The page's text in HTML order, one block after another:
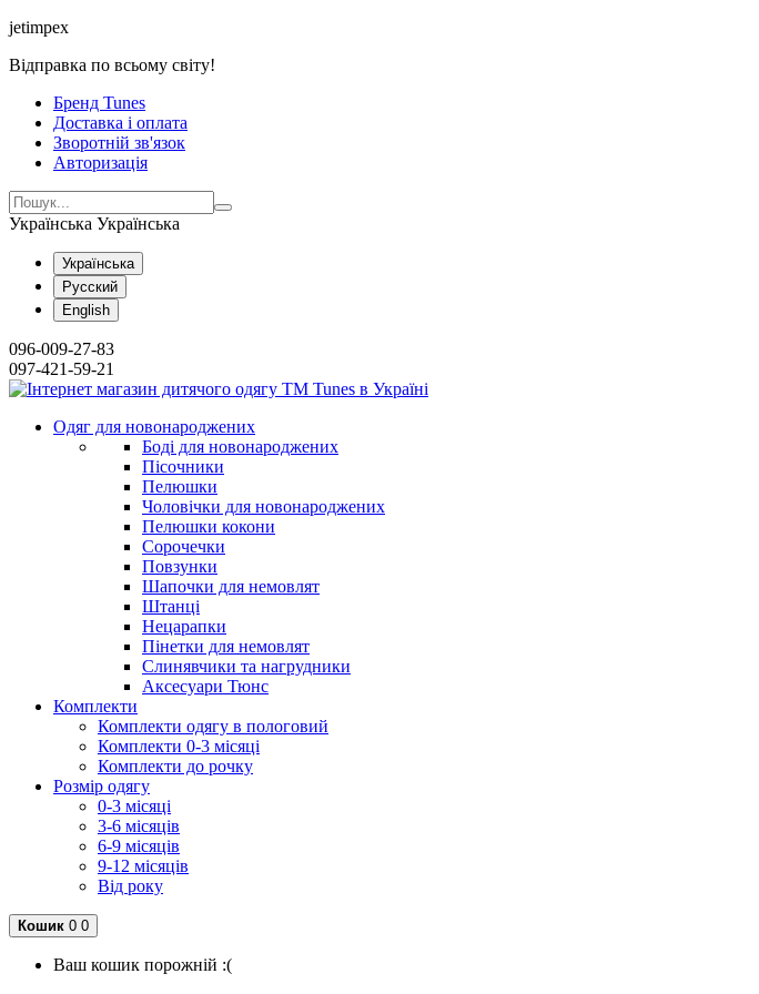
jetimpex
Відправка по всьому світу!
Бренд Tunes
Доставка і оплата
Зворотній зв'язок
Авторизація
Українська Українська
Українська
Русский
English
096-009-27-83
097-421-59-21
Одяг для новонароджених
Боді для новонароджених
Пісочники
Пелюшки
Чоловічки для новонароджених
Пелюшки кокони
Сорочечки
Повзунки
Шапочки для немовлят
Штанці
Нецарапки
Пінетки для немовлят
Слинявчики та нагрудники
Аксесуари Тюнс
Комплекти
Комплекти одягу в пологовий
Комплекти 0-3 місяці
Комплекти до рочку
Розмір одягу
0-3 місяці
3-6 місяців
6-9 місяців
9-12 місяців
Від року
Кошик 0 0
Ваш кошик порожній :(